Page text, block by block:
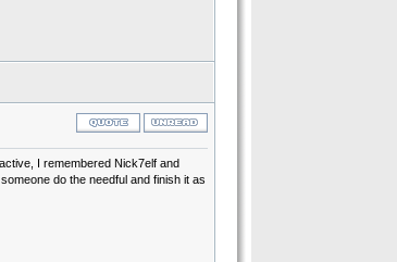
I remembered Nick7elf and
do the needful and finish it as